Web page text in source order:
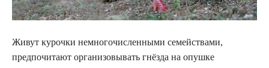
Живут курочки немногочисленными семействами,
предпочитают организовывать гнёзда на опушке